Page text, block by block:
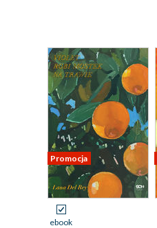
Promocja
ebook